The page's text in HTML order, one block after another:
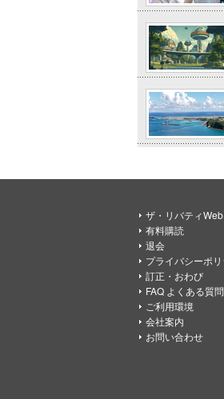
ザ・リバティ
有料購読
退会
プライバシーポ
訂正・おわび
FAQ よくある質問
ご利用環境
会社案内
お問い合わせ